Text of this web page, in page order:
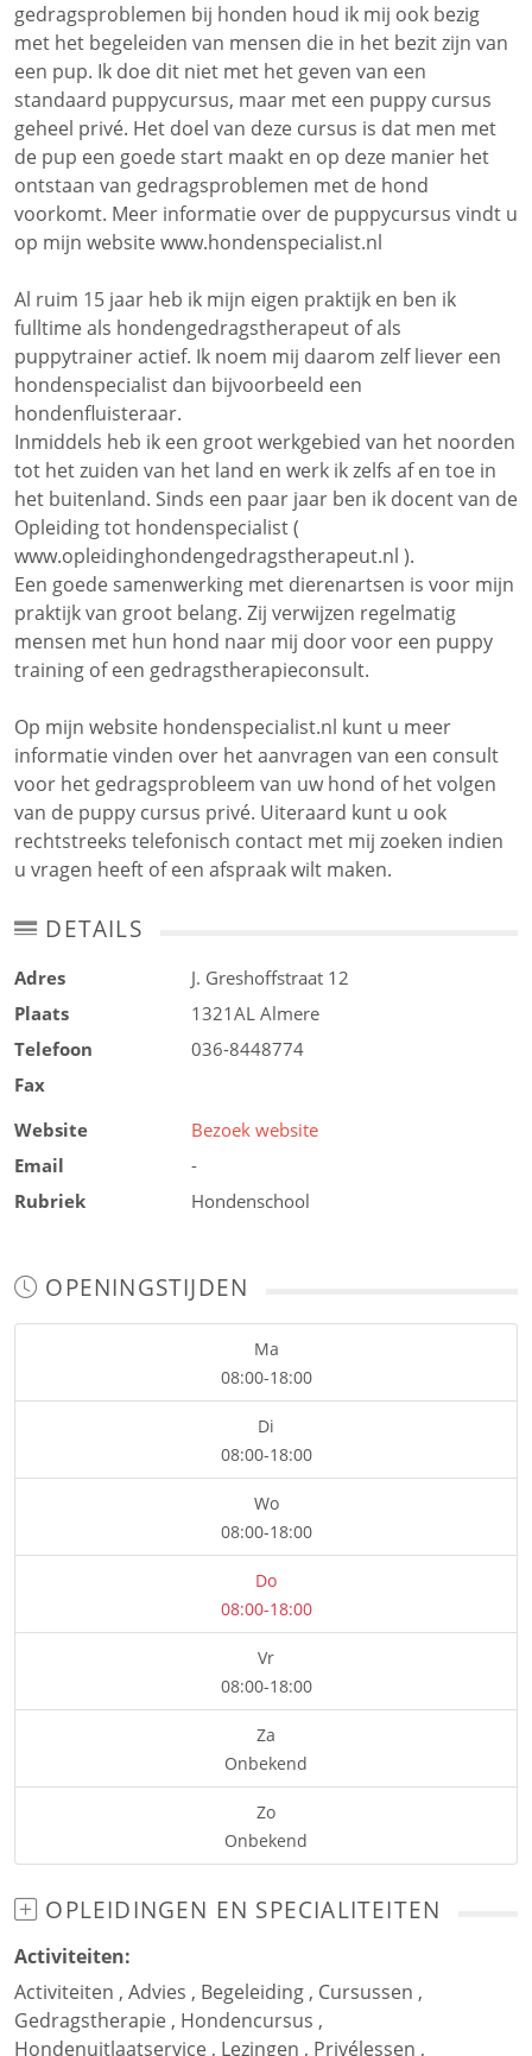
gedragsproblemen bij honden houd ik mij ook bezig
met het begeleiden van mensen die in het bezit zijn van
een pup. Ik doe dit niet met het geven van een
standaard puppycursus, maar met een puppy cursus
geheel privé. Het doel van deze cursus is dat men met
de pup een goede start maakt en op deze manier het
ontstaan van gedragsproblemen met de hond
voorkomt. Meer informatie over de puppycursus vindt u
op mijn website www.hondenspecialist.nl
Al ruim 15 jaar heb ik mijn eigen praktijk en ben ik
fulltime als hondengedragstherapeut of als
puppytrainer actief. Ik noem mij daarom zelf liever een
hondenspecialist dan bijvoorbeeld een
hondenfluisteraar.
Inmiddels heb ik een groot werkgebied van het noorden
tot het zuiden van het land en werk ik zelfs af en toe in
het buitenland. Sinds een paar jaar ben ik docent van de
Opleiding tot hondenspecialist (
www.opleidinghondengedragstherapeut.nl ).
Een goede samenwerking met dierenartsen is voor mijn
praktijk van groot belang. Zij verwijzen regelmatig
mensen met hun hond naar mij door voor een puppy
training of een gedragstherapieconsult.
Op mijn website hondenspecialist.nl kunt u meer
informatie vinden over het aanvragen van een consult
voor het gedragsprobleem van uw hond of het volgen
van de puppy cursus privé. Uiteraard kunt u ook
rechtstreeks telefonisch contact met mij zoeken indien
u vragen heeft of een afspraak wilt maken.
DETAILS
Adres
J. Greshoffstraat 12
Plaats
1321AL Almere
Telefoon
036-8448774
Fax
Website
Bezoek website
Email
-
Rubriek
Hondenschool
OPENINGSTIJDEN
Ma
08:00-18:00
Di
08:00-18:00
Wo
08:00-18:00
Do
08:00-18:00
Vr
08:00-18:00
Za
Onbekend
Zo
Onbekend
OPLEIDINGEN EN SPECIALITEITEN
Activiteiten:
Activiteiten , Advies , Begeleiding , Cursussen ,
Gedragstherapie , Hondencursus ,
Hondenuitlaatservice , Lezingen , Privélessen ,